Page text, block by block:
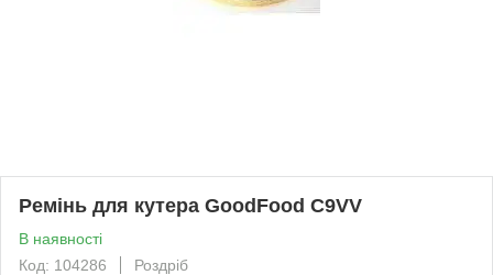
Ремінь для кутера GoodFood C9VV
В наявності
Код: 104286
Роздріб